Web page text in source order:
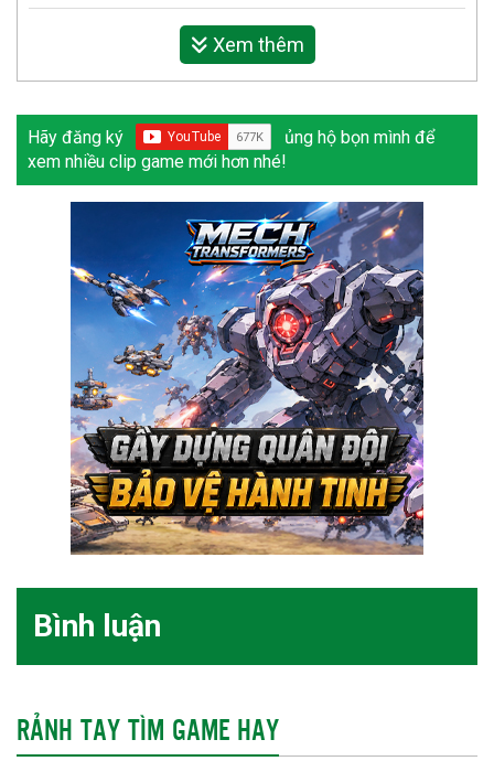
Xem thêm
Hãy đăng ký
ủng hộ bọn mình để
xem nhiều clip game mới hơn nhé!
Bình luận
RẢNH TAY TÌM GAME HAY